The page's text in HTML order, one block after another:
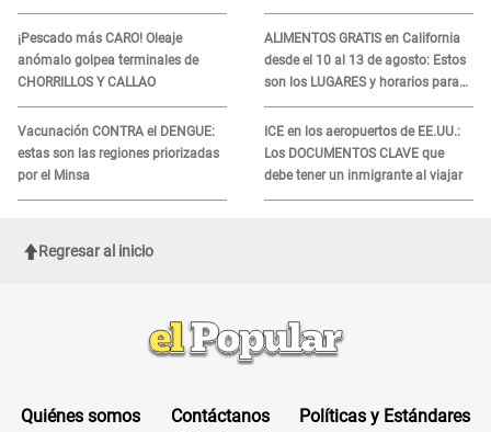
¡Pescado más CARO! Oleaje
anómalo golpea terminales de
CHORRILLOS Y CALLAO
Vacunación CONTRA el DENGUE:
estas son las regiones priorizadas
por el Minsa
ALIMENTOS GRATIS en California
desde el 10 al 13 de agosto: Estos
son los LUGARES y horarios para
recibir la ayuda
ICE en los aeropuertos de EE.UU.:
Los DOCUMENTOS CLAVE que
debe tener un inmigrante al viajar
Regresar al inicio
Quiénes somos Contáctanos
Políticas y Estándares